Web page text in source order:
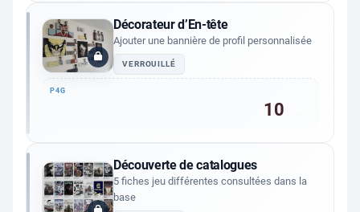
Décorateur d’En-tête
Ajouter une bannière de profil personnalisée
VERROUILLÉ
10
Découverte de catalogues
5 fiches jeu différentes consultées dans la
base